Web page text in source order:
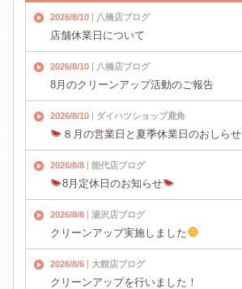
2026/8/10 八橋店ブログ
店舗休業日について
2026/8/10 八橋店ブログ
8月のクリーンアップ活動のご報告
2026/8/10 ダイハツショップ鹿角
８月の営業日と夏季休業日のおしらせ
2026/8/8 能代店ブログ
8月定休日のお知らせ
2026/8/8 湯沢店ブログ
クリーンアップ実施しました
2026/8/6 大館店ブログ
クリーンアップを行いました！